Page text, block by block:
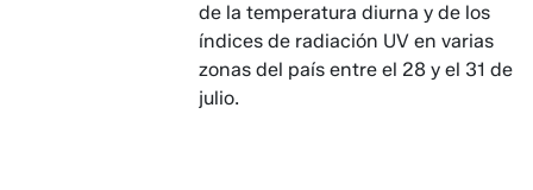
de la temperatura diurna y de los
índices de radiación UV en varias
zonas del país entre el 28 y el 31 de
julio.